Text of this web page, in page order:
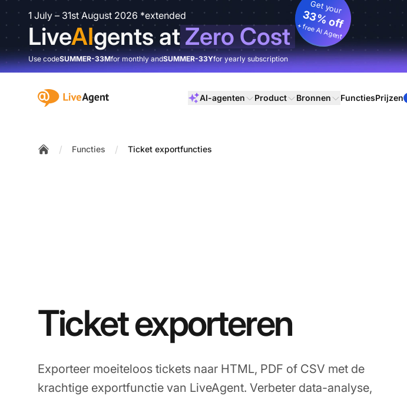
1 July – 31st August 2026 *extended
LiveAIgents atZero Cost
Get your
33% off
+ free AI Agent
Use codeSUMMER-33Mfor monthly andSUMMER-33Yfor yearly subscription
:site.title AI-agenten Product Bronnen FunctiesPrijzen
/ Functies / Ticket exportfuncties
Ticket exporteren
Exporteer moeiteloos tickets naar HTML, PDF of CSV met de
krachtige exportfunctie van LiveAgent. Verbeter data-analyse,